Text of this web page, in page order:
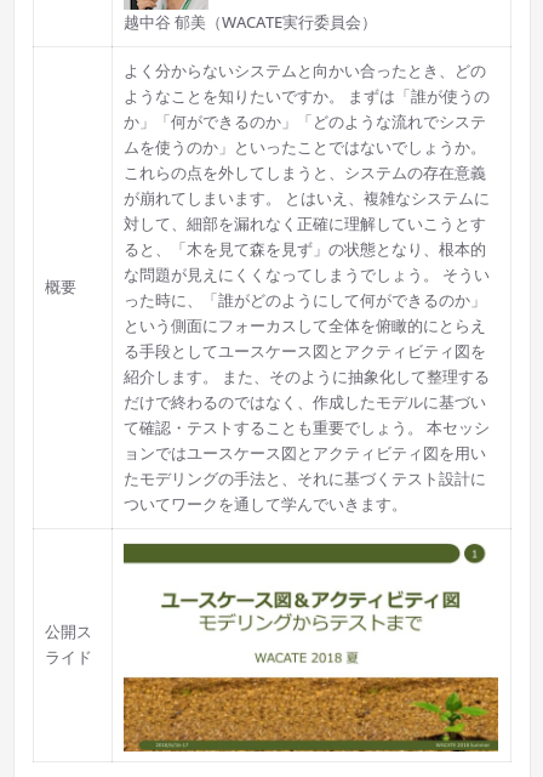
越中谷 郁美（WACATE実行委員会）
概要
よく分からないシステムと向かい合ったとき、どの
ようなことを知りたいですか。 まずは「誰が使うの
か」「何ができるのか」「どのような流れでシステ
ムを使うのか」といったことではないでしょうか。
これらの点を外してしまうと、システムの存在意義
が崩れてしまいます。 とはいえ、複雑なシステムに
対して、細部を漏れなく正確に理解していこうとす
ると、「木を見て森を見ず」の状態となり、根本的
な問題が見えにくくなってしまうでしょう。 そうい
った時に、「誰がどのようにして何ができるのか」
という側面にフォーカスして全体を俯瞰的にとらえ
る手段としてユースケース図とアクティビティ図を
紹介します。 また、そのように抽象化して整理する
だけで終わるのではなく、作成したモデルに基づい
て確認・テストすることも重要でしょう。 本セッシ
ョンではユースケース図とアクティビティ図を用い
たモデリングの手法と、それに基づくテスト設計に
ついてワークを通して学んでいきます。
公開ス
ライド